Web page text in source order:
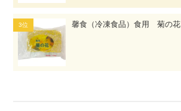
馨食（冷凍食品）食用 菊の花